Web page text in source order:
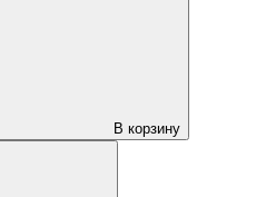
В корзину